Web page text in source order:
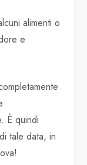
alimenti o
e
È quindi
tale data, in